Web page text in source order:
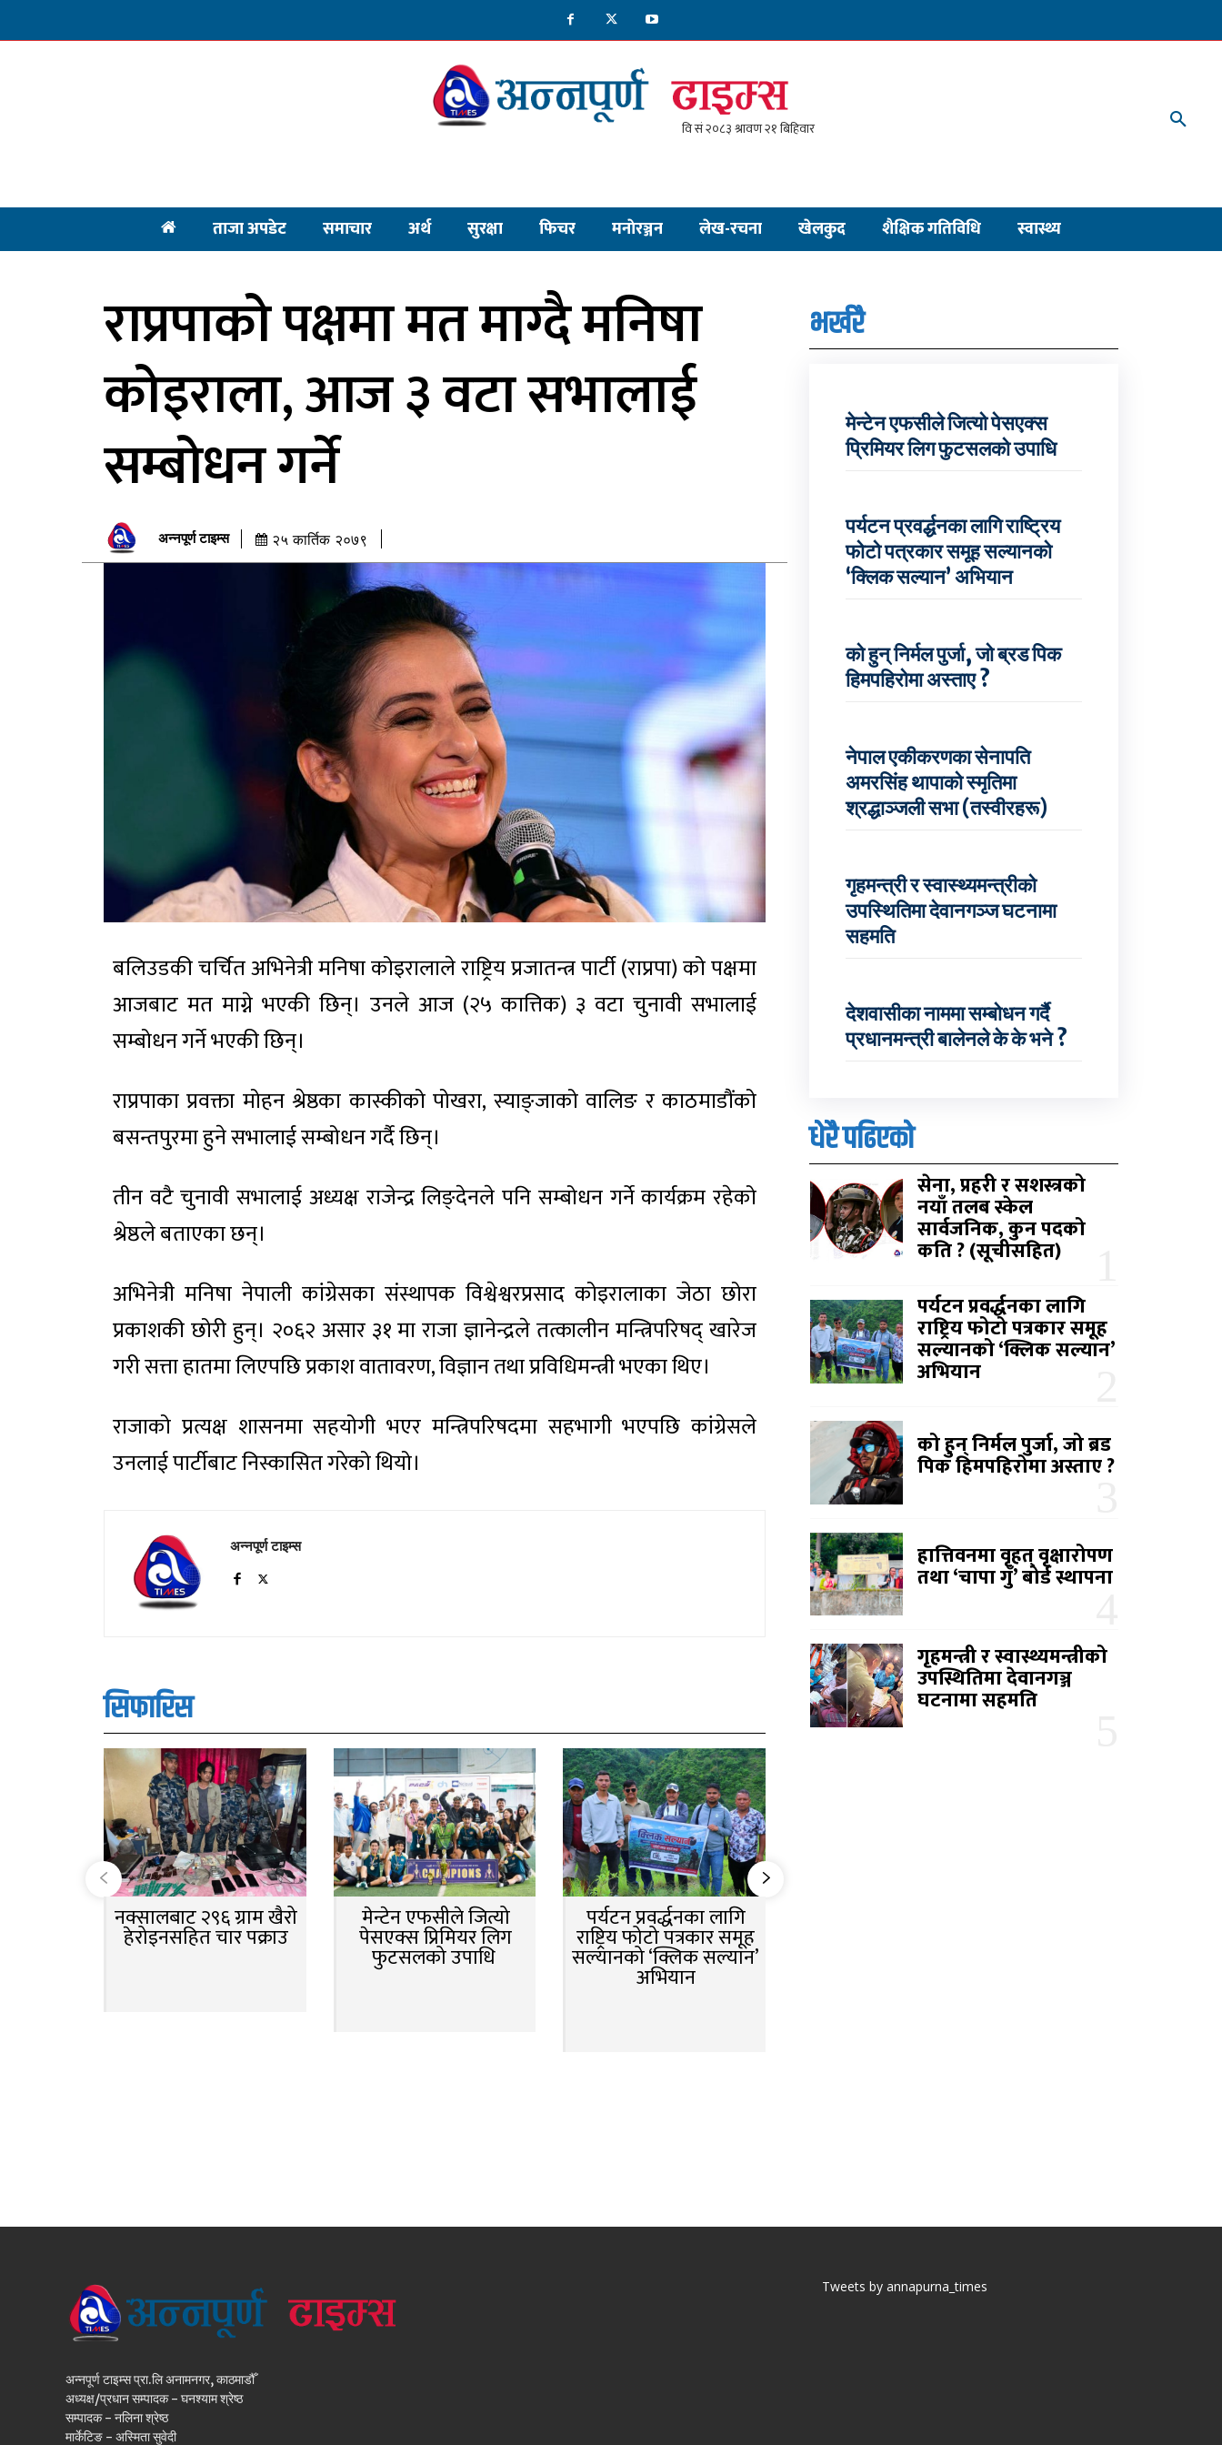
ताजा अपडेट समाचार अर्थ सुरक्षा फिचर मनाेरञ्जन लेख-रचना खेलकुद शैक्षिक गतिविधि स्वास्थ्य
राप्रपाको पक्षमा मत माग्दै मनिषा
कोइराला, आज ३ वटा सभालाई
सम्बोधन गर्ने
अन्नपूर्ण टाइम्स २५ कार्तिक २०७९
बलिउडकी चर्चित अभिनेत्री मनिषा कोइरालाले राष्ट्रिय प्रजातन्त्र पार्टी (राप्रपा) को पक्षमा
आजबाट मत माग्ने भएकी छिन्। उनले आज (२५ कात्तिक) ३ वटा चुनावी सभालाई
सम्बोधन गर्ने भएकी छिन्।
राप्रपाका प्रवक्ता मोहन श्रेष्ठका कास्कीको पोखरा, स्याङ्जाको वालिङ र काठमाडौंको
बसन्तपुरमा हुने सभालाई सम्बोधन गर्दै छिन्।
तीन वटै चुनावी सभालाई अध्यक्ष राजेन्द्र लिङ्देनले पनि सम्बोधन गर्ने कार्यक्रम रहेको
श्रेष्ठले बताएका छन्।
अभिनेत्री मनिषा नेपाली कांग्रेसका संस्थापक विश्वेश्वरप्रसाद कोइरालाका जेठा छोरा
प्रकाशकी छोरी हुन्। २०६२ असार ३१ मा राजा ज्ञानेन्द्रले तत्कालीन मन्त्रिपरिषद् खारेज
गरी सत्ता हातमा लिएपछि प्रकाश वातावरण, विज्ञान तथा प्रविधिमन्त्री भएका थिए।
राजाको प्रत्यक्ष शासनमा सहयोगी भएर मन्त्रिपरिषदमा सहभागी भएपछि कांग्रेसले
उनलाई पार्टीबाट निस्कासित गरेको थियो।
अन्नपूर्ण टाइम्स
सिफारिस
नक्सालबाट २९६ ग्राम खैरो
हेरोइनसहित चार पक्राउ
मेन्टेन एफसीले जित्यो
पेसएक्स प्रिमियर लिग
फुटसलको उपाधि
पर्यटन प्रवर्द्धनका लागि
राष्ट्रिय फोटो पत्रकार समूह
सल्यानको ‘क्लिक सल्यान’
अभियान
भर्खरै
मेन्टेन एफसीले जित्यो पेसएक्स
प्रिमियर लिग फुटसलको उपाधि
पर्यटन प्रवर्द्धनका लागि राष्ट्रिय
फोटो पत्रकार समूह सल्यानको
‘क्लिक सल्यान’ अभियान
को हुन् निर्मल पुर्जा, जो ब्रड पिक
हिमपहिरोमा अस्ताए ?
नेपाल एकीकरणका सेनापति
अमरसिंह थापाको स्मृतिमा
श्रद्धाञ्जली सभा (तस्वीरहरू)
गृहमन्त्री र स्वास्थ्यमन्त्रीको
उपस्थितिमा देवानगञ्ज घटनामा
सहमति
देशवासीका नाममा सम्बोधन गर्दै
प्रधानमन्त्री बालेनले के के भने ?
धेरै पढिएको
सेना, प्रहरी र सशस्त्रको
नयाँ तलब स्केल
सार्वजनिक, कुन पदको
कति ? (सूचीसहित)
पर्यटन प्रवर्द्धनका लागि
राष्ट्रिय फोटो पत्रकार समूह
सल्यानको ‘क्लिक सल्यान’
अभियान
को हुन् निर्मल पुर्जा, जो ब्रड
पिक हिमपहिरोमा अस्ताए ?
हात्तिवनमा वृहत् वृक्षारोपण
तथा ‘चापा गुँ’ बोर्ड स्थापना
गृहमन्त्री र स्वास्थ्यमन्त्रीको
उपस्थितिमा देवानगञ्ज
घटनामा सहमति
अन्नपूर्ण टाइम्स प्रा.लि अनामनगर, काठमाडौँ
अध्यक्ष/प्रधान सम्पादक - घनश्याम श्रेष्ठ
सम्पादक - नलिना श्रेष्ठ
मार्केटिङ - अस्मिता सुवेदी
Tweets by annapurna_times